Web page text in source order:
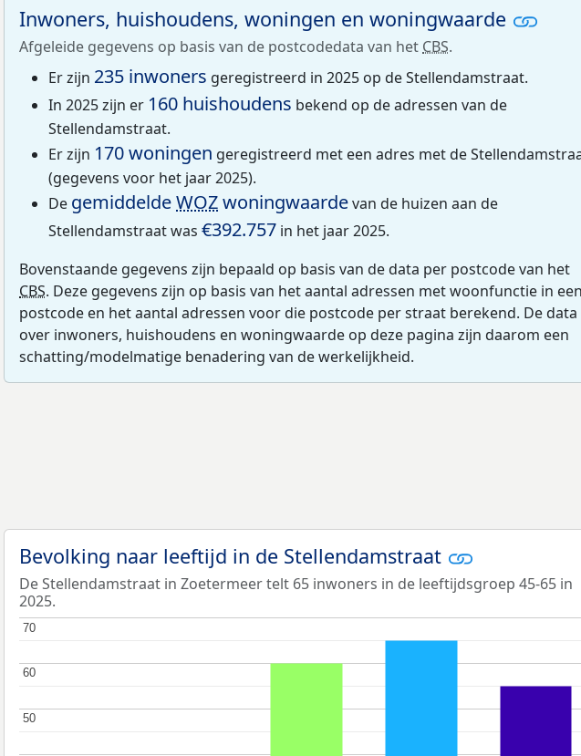
Inwoners, huishoudens, woningen en woningwaarde
Afgeleide gegevens op basis van de postcodedata van het CBS.
Er zijn 235 inwoners geregistreerd in 2025 op de Stellendamstraat.
In 2025 zijn er 160 huishoudens bekend op de adressen van de
Stellendamstraat.
Er zijn 170 woningen geregistreerd met een adres met de
(gegevens voor het jaar 2025).
De gemiddeldeWOZwoningwaardevan de huizen aan de
Stellendamstraat was €392.757 in het jaar 2025.
Bovenstaande gegevens zijn bepaald op basis van de data per postcode van het
CBS. Deze gegevens zijn op basis van het aantal adressen met woonfunctie in een
postcode en het aantal adressen voor die postcode per straat berekend. De data
over inwoners, huishoudens en woningwaarde op deze pagina zijn daarom een
schatting/modelmatige benadering van de werkelijkheid.
Bevolking naar leeftijd in de Stellendamstraat
De Stellendamstraat in Zoetermeer telt 65 inwoners in de leeftijdsgroep 45-65 in
2025.
50
50
60
60
70
70